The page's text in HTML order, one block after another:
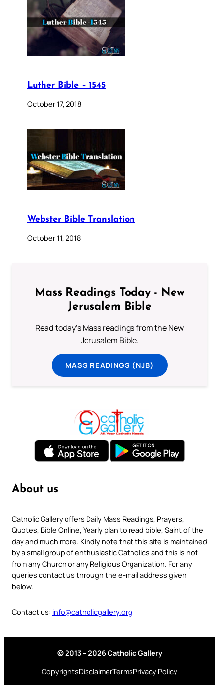
Luther Bible – 1545
October 17, 2018
Webster Bible Translation
October 11, 2018
Mass Readings Today - New
Jerusalem Bible
Read today's Mass readings from the New
Jerusalem Bible.
MASS READINGS (NJB)
About us
Catholic Gallery offers Daily Mass Readings, Prayers,
Quotes, Bible Online, Yearly plan to read bible, Saint of the
day and much more. Kindly note that this site is maintained
by a small group of enthusiastic Catholics and this is not
from any Church or any Religious Organization. For any
queries contact us through the e-mail address given
below.
Contact us: info@catholicgallery.org
© 2013 – 2026 Catholic Gallery
CopyrightsDisclaimerTermsPrivacy Policy